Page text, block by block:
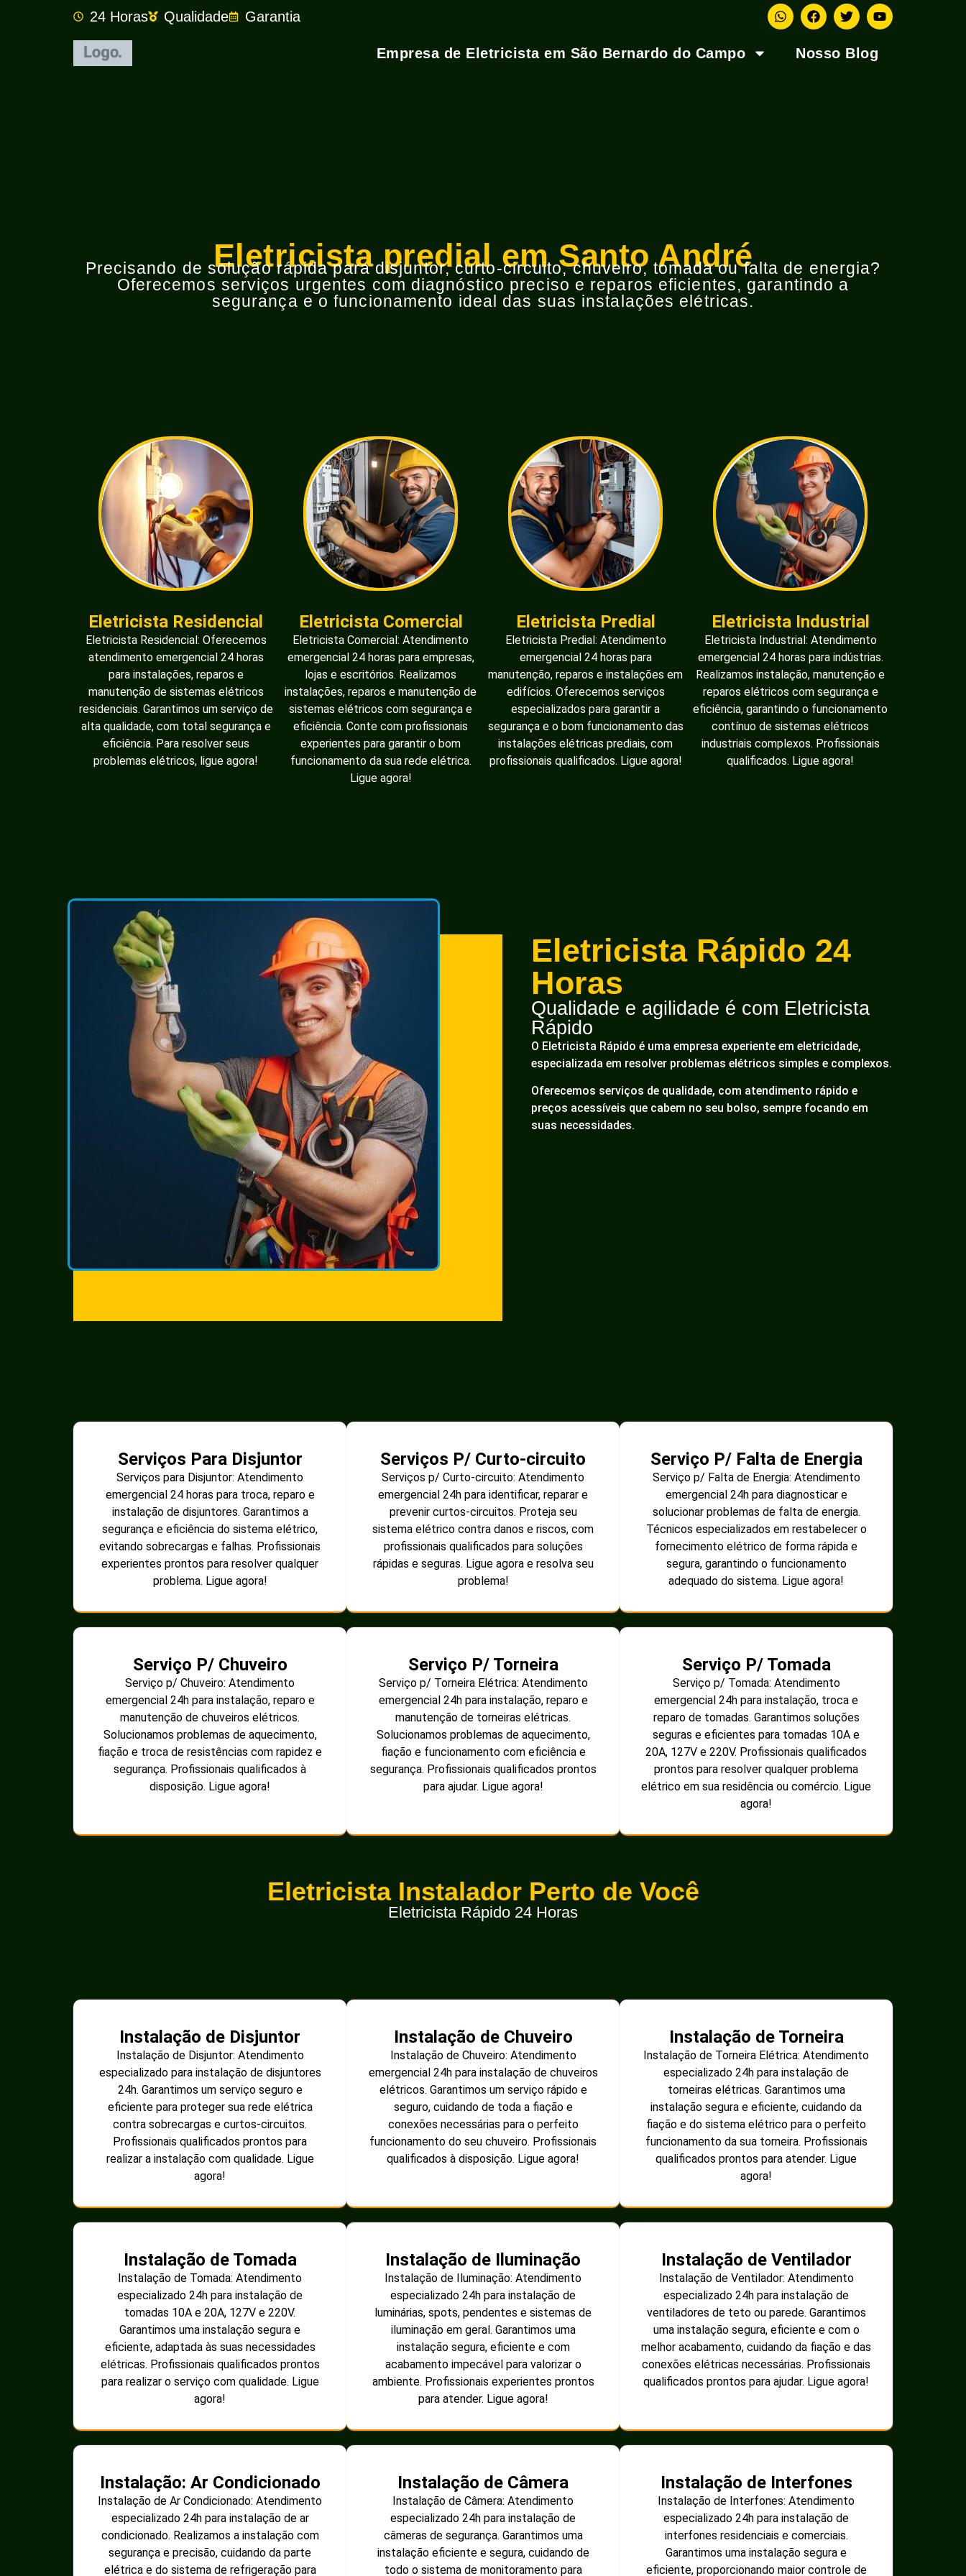
24 Horas Qualidade Garantia
Empresa de Eletricista em São Bernardo do Campo Nosso Blog
Eletricista predial em Santo André
Precisando de solução rápida para disjuntor, curto-circuito, chuveiro, tomada ou falta de energia?
Oferecemos serviços urgentes com diagnóstico preciso e reparos eficientes, garantindo a
segurança e o funcionamento ideal das suas instalações elétricas.
Eletricista Residencial
Eletricista Residencial: Oferecemos
atendimento emergencial 24 horas
para instalações, reparos e
manutenção de sistemas elétricos
residenciais. Garantimos um serviço de
alta qualidade, com total segurança e
eficiência. Para resolver seus
problemas elétricos, ligue agora!
Eletricista Comercial
Eletricista Comercial: Atendimento
emergencial 24 horas para empresas,
lojas e escritórios. Realizamos
instalações, reparos e manutenção de
sistemas elétricos com segurança e
eficiência. Conte com profissionais
experientes para garantir o bom
funcionamento da sua rede elétrica.
Ligue agora!
Eletricista Predial
Eletricista Predial: Atendimento
emergencial 24 horas para
manutenção, reparos e instalações em
edifícios. Oferecemos serviços
especializados para garantir a
segurança e o bom funcionamento das
instalações elétricas prediais, com
profissionais qualificados. Ligue agora!
Eletricista Industrial
Eletricista Industrial: Atendimento
emergencial 24 horas para indústrias.
Realizamos instalação, manutenção e
reparos elétricos com segurança e
eficiência, garantindo o funcionamento
contínuo de sistemas elétricos
industriais complexos. Profissionais
qualificados. Ligue agora!
Eletricista Rápido 24
Horas
Qualidade e agilidade é com Eletricista
Rápido
O Eletricista Rápido é uma empresa experiente em eletricidade,
especializada em resolver problemas elétricos simples e complexos.
Oferecemos serviços de qualidade, com atendimento rápido e
preços acessíveis que cabem no seu bolso, sempre focando em
suas necessidades.
Serviços Para Disjuntor
Serviços para Disjuntor: Atendimento
emergencial 24 horas para troca, reparo e
instalação de disjuntores. Garantimos a
segurança e eficiência do sistema elétrico,
evitando sobrecargas e falhas. Profissionais
experientes prontos para resolver qualquer
problema. Ligue agora!
Serviços P/ Curto-circuito
Serviços p/ Curto-circuito: Atendimento
emergencial 24h para identificar, reparar e
prevenir curtos-circuitos. Proteja seu
sistema elétrico contra danos e riscos, com
profissionais qualificados para soluções
rápidas e seguras. Ligue agora e resolva seu
problema!
Serviço P/ Falta de Energia
Serviço p/ Falta de Energia: Atendimento
emergencial 24h para diagnosticar e
solucionar problemas de falta de energia.
Técnicos especializados em restabelecer o
fornecimento elétrico de forma rápida e
segura, garantindo o funcionamento
adequado do sistema. Ligue agora!
Serviço P/ Chuveiro
Serviço p/ Chuveiro: Atendimento
emergencial 24h para instalação, reparo e
manutenção de chuveiros elétricos.
Solucionamos problemas de aquecimento,
fiação e troca de resistências com rapidez e
segurança. Profissionais qualificados à
disposição. Ligue agora!
Serviço P/ Torneira
Serviço p/ Torneira Elétrica: Atendimento
emergencial 24h para instalação, reparo e
manutenção de torneiras elétricas.
Solucionamos problemas de aquecimento,
fiação e funcionamento com eficiência e
segurança. Profissionais qualificados prontos
para ajudar. Ligue agora!
Serviço P/ Tomada
Serviço p/ Tomada: Atendimento
emergencial 24h para instalação, troca e
reparo de tomadas. Garantimos soluções
seguras e eficientes para tomadas 10A e
20A, 127V e 220V. Profissionais qualificados
prontos para resolver qualquer problema
elétrico em sua residência ou comércio. Ligue
agora!
Eletricista Instalador Perto de Você
Eletricista Rápido 24 Horas
Instalação de Disjuntor
Instalação de Disjuntor: Atendimento
especializado para instalação de disjuntores
24h. Garantimos um serviço seguro e
eficiente para proteger sua rede elétrica
contra sobrecargas e curtos-circuitos.
Profissionais qualificados prontos para
realizar a instalação com qualidade. Ligue
agora!
Instalação de Chuveiro
Instalação de Chuveiro: Atendimento
emergencial 24h para instalação de chuveiros
elétricos. Garantimos um serviço rápido e
seguro, cuidando de toda a fiação e
conexões necessárias para o perfeito
funcionamento do seu chuveiro. Profissionais
qualificados à disposição. Ligue agora!
Instalação de Torneira
Instalação de Torneira Elétrica: Atendimento
especializado 24h para instalação de
torneiras elétricas. Garantimos uma
instalação segura e eficiente, cuidando da
fiação e do sistema elétrico para o perfeito
funcionamento da sua torneira. Profissionais
qualificados prontos para atender. Ligue
agora!
Instalação de Tomada
Instalação de Tomada: Atendimento
especializado 24h para instalação de
tomadas 10A e 20A, 127V e 220V.
Garantimos uma instalação segura e
eficiente, adaptada às suas necessidades
elétricas. Profissionais qualificados prontos
para realizar o serviço com qualidade. Ligue
agora!
Instalação de Iluminação
Instalação de Iluminação: Atendimento
especializado 24h para instalação de
luminárias, spots, pendentes e sistemas de
iluminação em geral. Garantimos uma
instalação segura, eficiente e com
acabamento impecável para valorizar o
ambiente. Profissionais experientes prontos
para atender. Ligue agora!
Instalação de Ventilador
Instalação de Ventilador: Atendimento
especializado 24h para instalação de
ventiladores de teto ou parede. Garantimos
uma instalação segura, eficiente e com o
melhor acabamento, cuidando da fiação e das
conexões elétricas necessárias. Profissionais
qualificados prontos para ajudar. Ligue agora!
Instalação: Ar Condicionado
Instalação de Ar Condicionado: Atendimento
especializado 24h para instalação de ar
condicionado. Realizamos a instalação com
segurança e precisão, cuidando da parte
elétrica e do sistema de refrigeração para
Instalação de Câmera
Instalação de Câmera: Atendimento
especializado 24h para instalação de
câmeras de segurança. Garantimos uma
instalação eficiente e segura, cuidando de
todo o sistema de monitoramento para
Instalação de Interfones
Instalação de Interfones: Atendimento
especializado 24h para instalação de
interfones residenciais e comerciais.
Garantimos uma instalação segura e
eficiente, proporcionando maior controle de